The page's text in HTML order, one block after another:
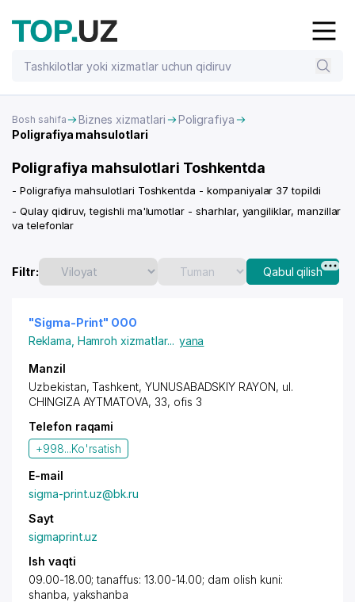
Bosh sahifa Biznes xizmatlari
Poligrafiya
Poligrafiya mahsulotlari
Poligrafiya mahsulotlari Toshkentda
- Poligrafiya mahsulotlari Toshkentda - kompaniyalar 37 topildi
- Qulay qidiruv, tegishli ma'lumotlar - sharhlar, yangiliklar, manzillar
va telefonlar
Filtr: Qabul qilish
"Sigma-Print" OOO
Reklama Hamroh xizmatlar... yana
Manzil
Uzbekistan,Tashkent, YUNUSABADSKIY RAYON, ul.
CHINGIZA AYTMATOVA, 33, ofis 3
Telefon raqami
+998...Ko'rsatish
E-mail
sigma-print.uz@bk.ru
Sayt
sigmaprint.uz
Ish vaqti
09.00-18.00; tanaffus: 13.00-14.00; dam olish kuni:
shanba, yakshanba